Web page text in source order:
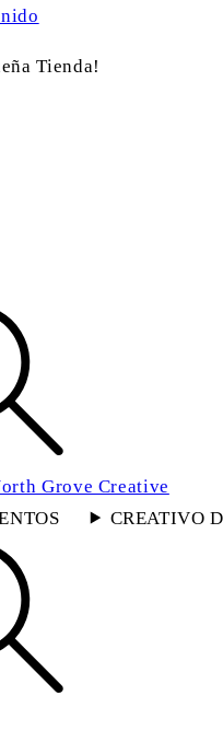
Tienda!
Grove Creative
CREATIVO